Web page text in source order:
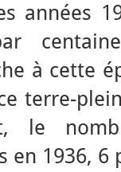
années
à cette
terre-
le
en 1936, 6